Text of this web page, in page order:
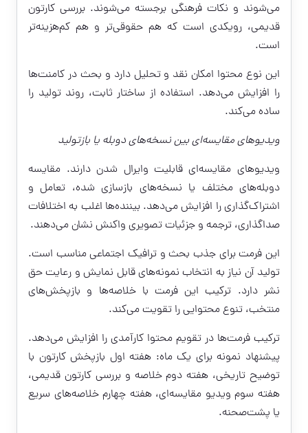
می‌شوند و نکات فرهنگی برجسته می‌شوند. بررسی کارتون
قدیمی، رویکدی است که هم حقوقی‌تر و هم کم‌هزینه‌تر
است.
این نوع محتوا امکان نقد و تحلیل دارد و بحث در کامنت‌ها
را افزایش می‌دهد. استفاده از ساختار ثابت، روند تولید را
ساده می‌کند.
ویدیوهای مقایسه‌ای بین نسخه‌های دوبله یا بازتولید
ویدیوهای مقایسه‌ای قابلیت وایرال شدن دارند. مقایسه
دوبله‌های مختلف یا نسخه‌های بازسازی شده، تعامل و
اشتراک‌گذاری را افزایش می‌دهد. بیننده‌ها اغلب به اختلافات
صداگذاری، ترجمه و جزئیات تصویری واکنش نشان می‌دهند.
این فرمت برای جذب بحث و ترافیک اجتماعی مناسب است.
تولید آن نیاز به انتخاب نمونه‌های قابل نمایش و رعایت حق
نشر دارد. ترکیب این فرمت با خلاصه‌ها و بازپخش‌های
منتخب، تنوع محتوایی را تقویت می‌کند.
ترکیب فرمت‌ها در تقویم محتوا کارآمدی را افزایش می‌دهد.
پیشنهاد نمونه برای یک ماه: هفته اول بازپخش کارتون با
توضیح تاریخی، هفته دوم خلاصه و بررسی کارتون قدیمی،
هفته سوم ویدیو مقایسه‌ای، هفته چهارم خلاصه‌های سریع
یا پشت‌صحنه.